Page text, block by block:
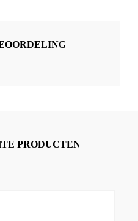
PRODUCTEN